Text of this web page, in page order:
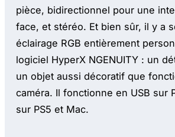
pièce, bidirectionnel pour une
face, et stéréo. Et bien sûr, il y a
éclairage RGB entièrement
logiciel HyperX NGENUITY : un
un objet aussi décoratif que
caméra. Il fonctionne en USB sur
sur PS5 et Mac.